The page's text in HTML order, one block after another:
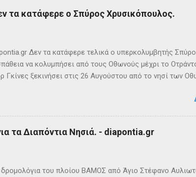
από την αρχαιότητα. Ο Πολύβιος την αναφέρει σε ένα
την αναφέρει πρώτο...
τα κατάφερε ο Σπύρος Χρυσικόπουλος.
Δεν τα κατάφερε τελικά ο υπερκολυμβητής
να κολυμπήσει από τους Οθωνούς μέχρι το
Γκίνες ξεκινήσει στις 26 Αυγούστου από το νησί των
Τη νύχτα ένα κοπάδι μεδουσών τον έβαλε στόχο, η
τη προσπάθεια. 👉 Ακολουθήστε μας στο
τα Διαπόντια Νησιά. - diapontia.gr
του πλοίου ΒΑΜΟΣ από Άγιο Στέφανο